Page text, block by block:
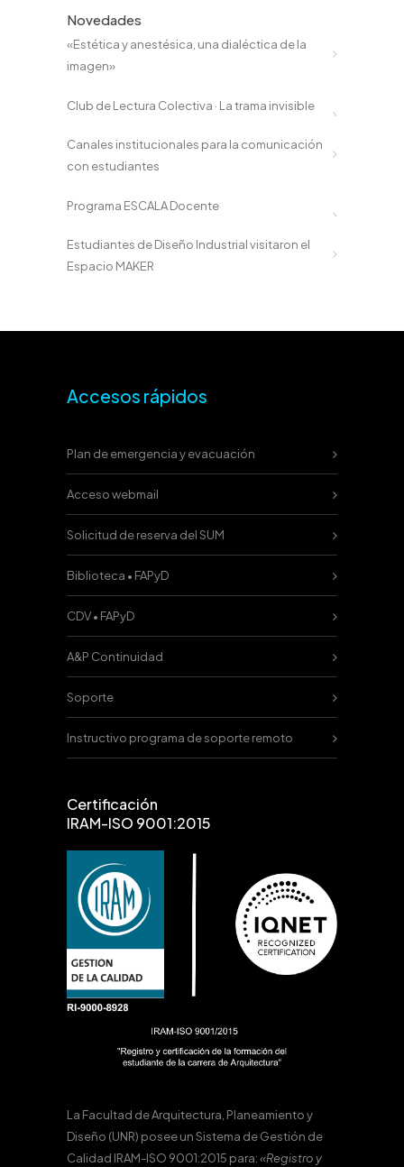
Novedades
«Estética y anestésica, una dialéctica de la
imagen»
Club de Lectura Colectiva · La trama invisible
Canales institucionales para la comunicación
con estudiantes
Programa ESCALA Docente
Estudiantes de Diseño Industrial visitaron el
Espacio MAKER
Accesos rápidos
Plan de emergencia y evacuación
Acceso webmail
Solicitud de reserva del SUM
Biblioteca • FAPyD
CDV • FAPyD
A&P Continuidad
Soporte
Instructivo programa de soporte remoto
Certificación
IRAM-ISO 9001:2015
La Facultad de Arquitectura, Planeamiento y
Diseño (UNR) posee un Sistema de Gestión de
Calidad IRAM-ISO 9001:2015 para:«Registro y